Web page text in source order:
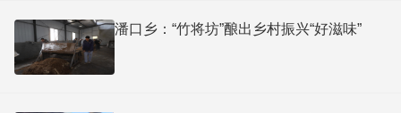
潘口乡：“竹将坊”酿出乡村振兴“好滋味”